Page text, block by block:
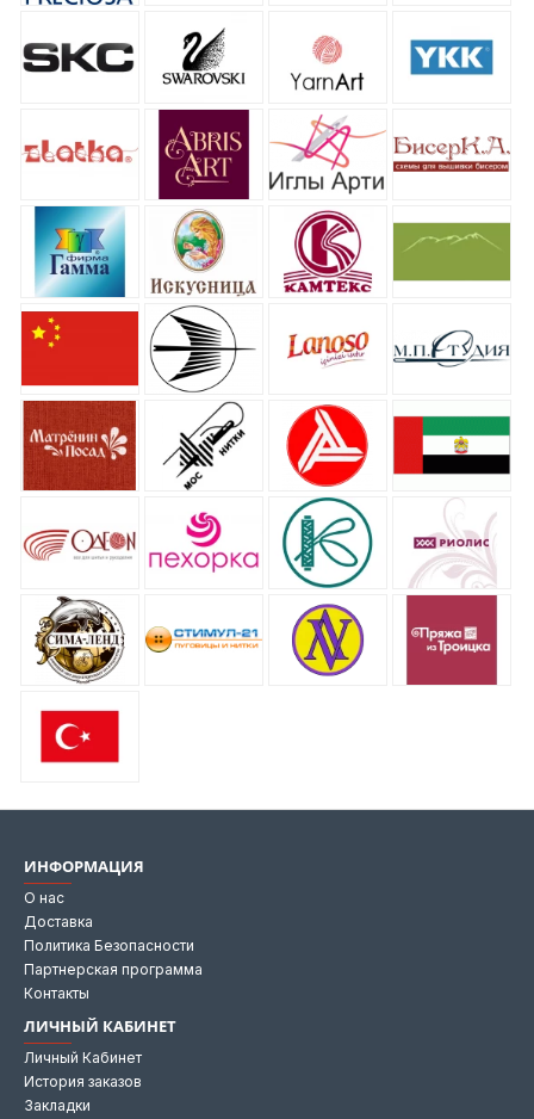
ИНФОРМАЦИЯ
О нас
Доставка
Политика Безопасности
Партнерская программа
Контакты
ЛИЧНЫЙ КАБИНЕТ
Личный Кабинет
История заказов
Закладки